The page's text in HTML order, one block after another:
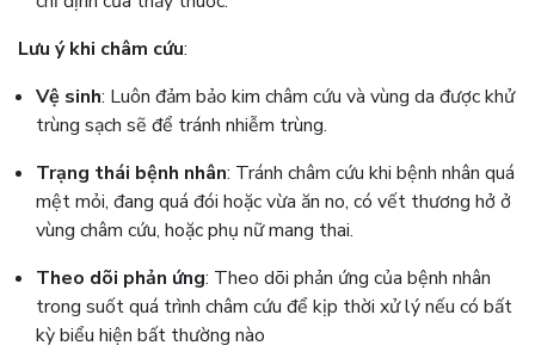
Lưu ý khi châm cứu:
Vệ sinh: Luôn đảm bảo kim châm cứu và vùng da được khử
trùng sạch sẽ để tránh nhiễm trùng.
Trạng thái bệnh nhân: Tránh châm cứu khi bệnh nhân quá
mệt mỏi, đang quá đói hoặc vừa ăn no, có vết thương hở ở
vùng châm cứu, hoặc phụ nữ mang thai.
Theo dõi phản ứng: Theo dõi phản ứng của bệnh nhân
trong suốt quá trình châm cứu để kịp thời xử lý nếu có bất
kỳ biểu hiện bất thường nào